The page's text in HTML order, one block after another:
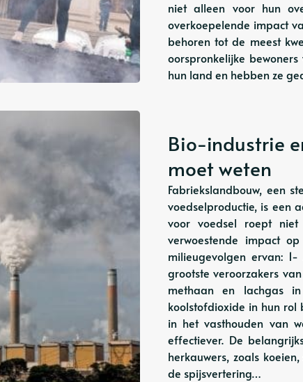
niet alleen voor hun
overkoepelende impact
behoren tot de meest
oorspronkelijke
hun land en hebben ze
Bio-industrie
moet weten
Fabriekslandbouw, een
voedselproductie, is een
voor voedsel roept
verwoestende impact
milieugevolgen ervan:
grootste veroorzakers
methaan en lachgas
koolstofdioxide in hun
in het vasthouden van
effectiever. De
herkauwers, zoals
de spijsvertering…